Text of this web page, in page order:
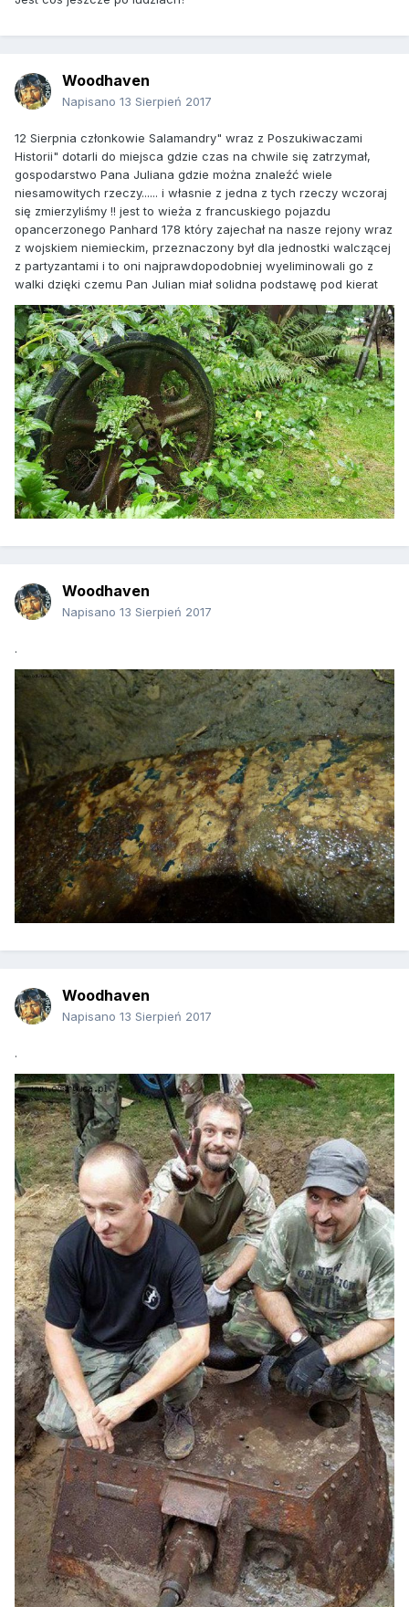
Woodhaven
Napisano 13 Sierpień 2017
12 Sierpnia członkowie Salamandry" wraz z Poszukiwaczami
Historii" dotarli do miejsca gdzie czas na chwile się zatrzymał,
gospodarstwo Pana Juliana gdzie można znaleźć wiele
niesamowitych rzeczy...... i własnie z jedna z tych rzeczy wczoraj
się zmierzyliśmy !! jest to wieża z francuskiego pojazdu
opancerzonego Panhard 178 który zajechał na nasze rejony wraz
z wojskiem niemieckim, przeznaczony był dla jednostki walczącej
z partyzantami i to oni najprawdopodobniej wyeliminowali go z
walki dzięki czemu Pan Julian miał solidna podstawę pod kierat
Woodhaven
Napisano 13 Sierpień 2017
.
Woodhaven
Napisano 13 Sierpień 2017
.